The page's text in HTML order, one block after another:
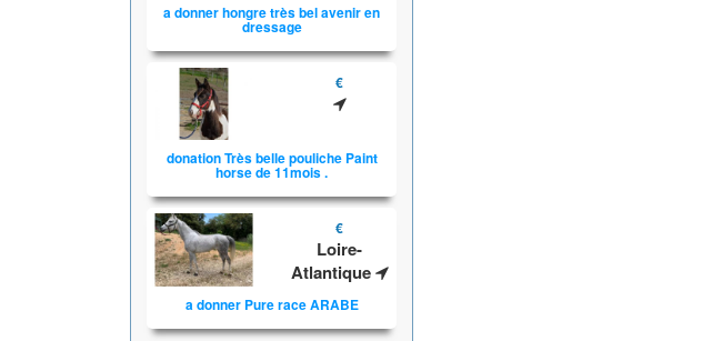
a donner hongre très bel avenir en
dressage
€
donation Très belle pouliche Paint
horse de 11mois .
€
Loire-
Atlantique
a donner Pure race ARABE